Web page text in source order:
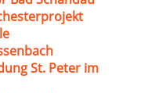
St. Peter im